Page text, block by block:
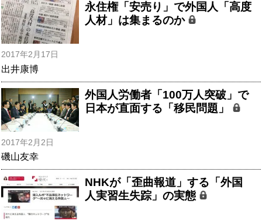
永住権「安売り」で外国人「高度
人材」は集まるのか
2017年2月17日
出井康博
外国人労働者「100万人突破」で
日本が直面する「移民問題」
2017年2月2日
磯山友幸
NHKが「歪曲報道」する「外国
人実習生失踪」の実態